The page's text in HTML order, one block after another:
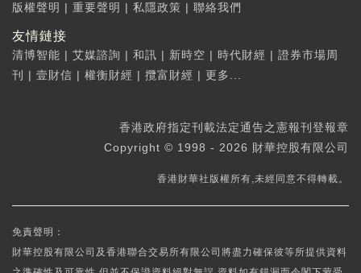
版權聲明 | 重要聲明 | 私隱政策 | 聯絡我們
友情鏈接
清博智能 | 艾媒諮詢 | 和訊 | 新時空 | 時代財經 | 證券市場周
刊
| 壹財信 | 權衡財經 | 攬富財經 | 更多...
香港政府指定刊載法定通告之憲報刊登報章
Copyright © 1998 - 2026 財華控股有限公司
香港財華社版權所有,未經同意不得轉載。
免責聲明：
財華控股有限公司及香港聯合交易所有限公司將盡力確保彼等所提供資料